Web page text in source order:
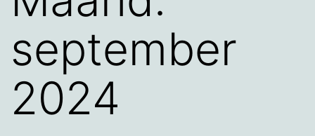
september
2024